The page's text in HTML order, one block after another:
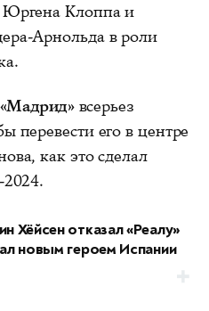
Юргена Клоппа и
Арнольда в роли
«Мадрид»всерьез
перевести его в центре
как это сделал
2024.
Хёйсен отказал «Реалу»
новым героем Испании